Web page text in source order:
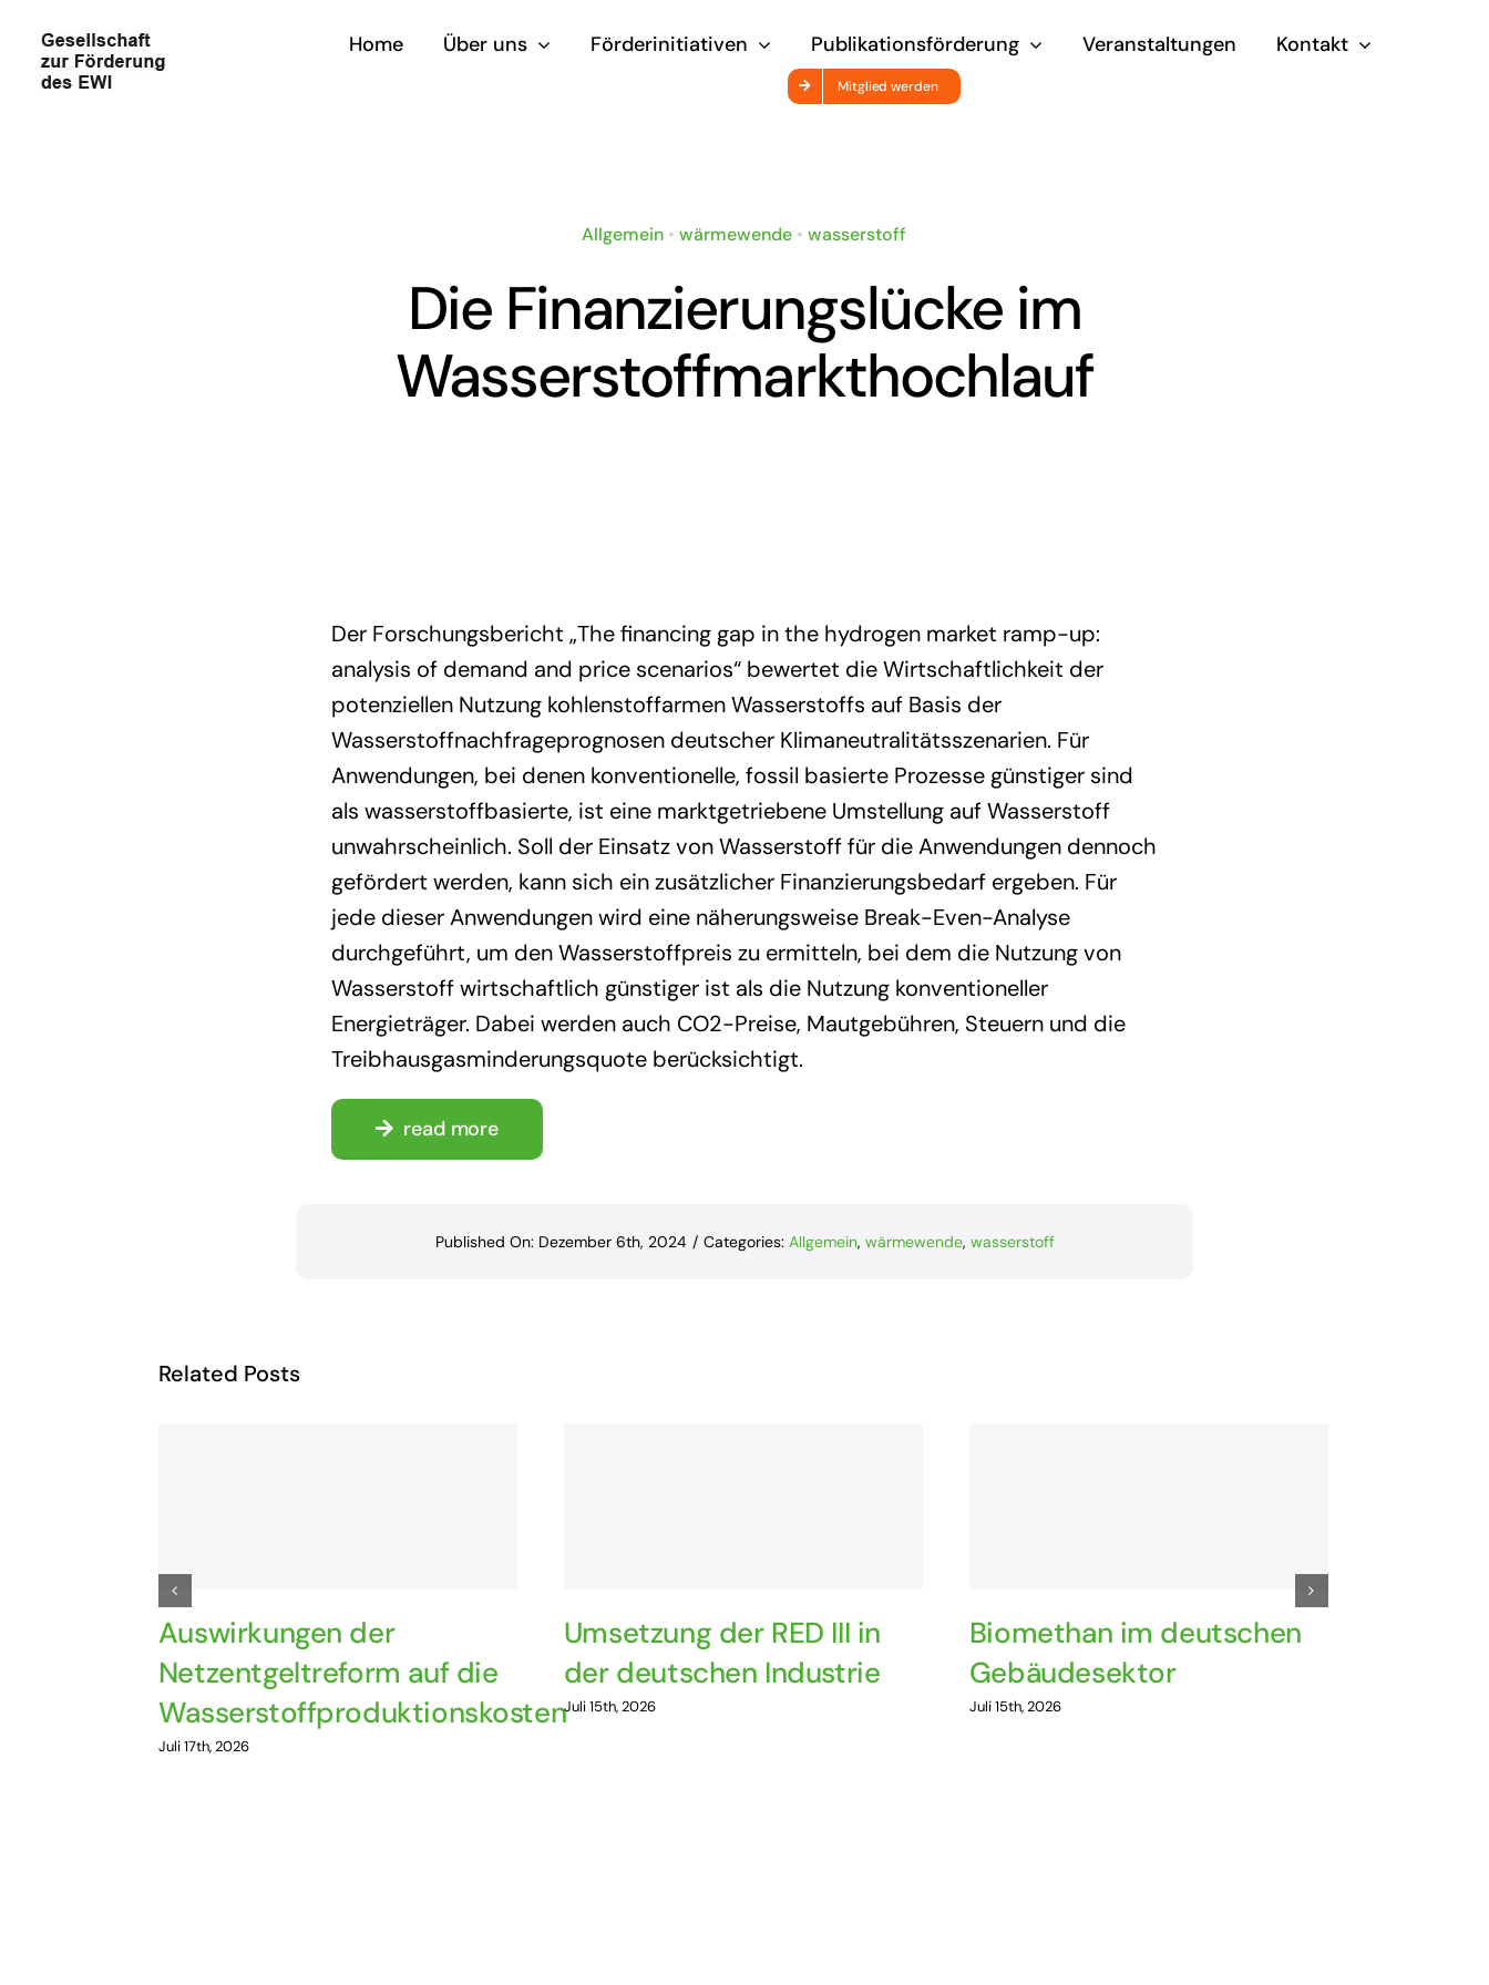
Inhalt
springen
Home Über uns Förderinitiativen Publikationsförderung Veranstaltungen Kontakt
Mitglied werden
Allgemein •wärmewende •wasserstoff
Die Finanzierungslücke im
Wasserstoffmarkthochlauf
Der Forschungsbericht „The financing gap in the hydrogen market ramp-up:
analysis of demand and price scenarios“ bewertet die Wirtschaftlichkeit der
potenziellen Nutzung kohlenstoffarmen Wasserstoffs auf Basis der
Wasserstoffnachfrageprognosen deutscher Klimaneutralitätsszenarien. Für
Anwendungen, bei denen konventionelle, fossil basierte Prozesse günstiger sind
als wasserstoffbasierte, ist eine marktgetriebene Umstellung auf Wasserstoff
unwahrscheinlich. Soll der Einsatz von Wasserstoff für die Anwendungen dennoch
gefördert werden, kann sich ein zusätzlicher Finanzierungsbedarf ergeben. Für
jede dieser Anwendungen wird eine näherungsweise Break-Even-Analyse
durchgeführt, um den Wasserstoffpreis zu ermitteln, bei dem die Nutzung von
Wasserstoff wirtschaftlich günstiger ist als die Nutzung konventioneller
Energieträger. Dabei werden auch CO2-Preise, Mautgebühren, Steuern und die
Treibhausgasminderungsquote berücksichtigt.
read more
Published On: Dezember 6th, 2024 / Categories: Allgemein, wärmewende, wasserstoff
Related Posts
Auswirkungen der
Netzentgeltreform auf die
Wasserstoffproduktionskosten
Juli 17th, 2026
Umsetzung der RED III in
der deutschen Industrie
Juli 15th, 2026
Biomethan im deutschen
Gebäudesektor
Juli 15th, 2026